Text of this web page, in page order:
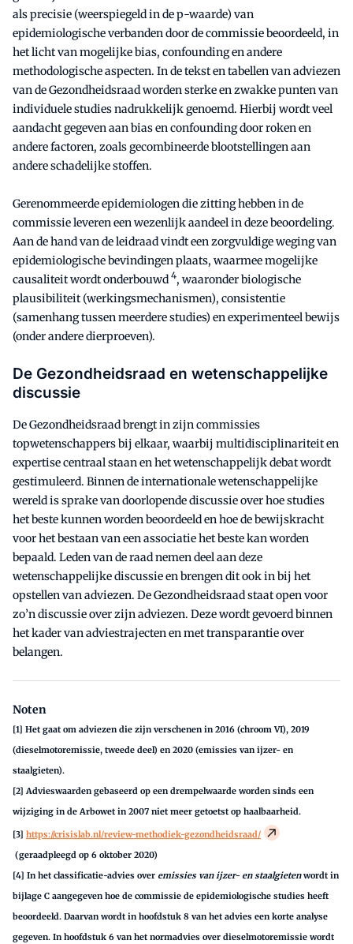
als precisie (weerspiegeld in de p-waarde) van
epidemiologische verbanden door de commissie beoordeeld, in
het licht van mogelijke bias, confounding en andere
methodologische aspecten. In de tekst en tabellen van adviezen
van de Gezondheidsraad worden sterke en zwakke punten van
individuele studies nadrukkelijk genoemd. Hierbij wordt veel
aandacht gegeven aan bias en confounding door roken en
andere factoren, zoals gecombineerde blootstellingen aan
andere schadelijke stoffen.
Gerenommeerde epidemiologen die zitting hebben in de
commissie leveren een wezenlijk aandeel in deze beoordeling.
Aan de hand van de leidraad vindt een zorgvuldige weging van
epidemiologische bevindingen plaats, waarmee mogelijke
causaliteit wordt onderbouwd 4, waaronder biologische
plausibiliteit (werkingsmechanismen), consistentie
(samenhang tussen meerdere studies) en experimenteel bewijs
(onder andere dierproeven).
De Gezondheidsraad en wetenschappelijke
discussie
De Gezondheidsraad brengt in zijn commissies
topwetenschappers bij elkaar, waarbij multidisciplinariteit en
expertise centraal staan en het wetenschappelijk debat wordt
gestimuleerd. Binnen de internationale wetenschappelijke
wereld is sprake van doorlopende discussie over hoe studies
het beste kunnen worden beoordeeld en hoe de bewijskracht
voor het bestaan van een associatie het beste kan worden
bepaald. Leden van de raad nemen deel aan deze
wetenschappelijke discussie en brengen dit ook in bij het
opstellen van adviezen. De Gezondheidsraad staat open voor
zo’n discussie over zijn adviezen. Deze wordt gevoerd binnen
het kader van adviestrajecten en met transparantie over
belangen.
Noten
[1] Het gaat om adviezen die zijn verschenen in 2016 (chroom VI), 2019
(dieselmotoremissie, tweede deel) en 2020 (emissies van ijzer- en
staalgieten).
[2] Advieswaarden gebaseerd op een drempelwaarde worden sinds een
wijziging in de Arbowet in 2007 niet meer getoetst op haalbaarheid.
[3] https://crisislab.nl/review-methodiek-gezondheidsraad/
(geraadpleegd op 6 oktober 2020)
[4] In het classificatie-advies over emissies van ijzer- en staalgietenwordt in
bijlage C aangegeven hoe de commissie de epidemiologische studies heeft
beoordeeld. Daarvan wordt in hoofdstuk 8 van het advies een korte analyse
gegeven. In hoofdstuk 6 van het normadvies over dieselmotoremissie wordt